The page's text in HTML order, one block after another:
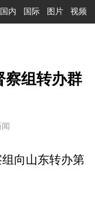
国内 国际 图片 视频
察组转办群
向山东转办第